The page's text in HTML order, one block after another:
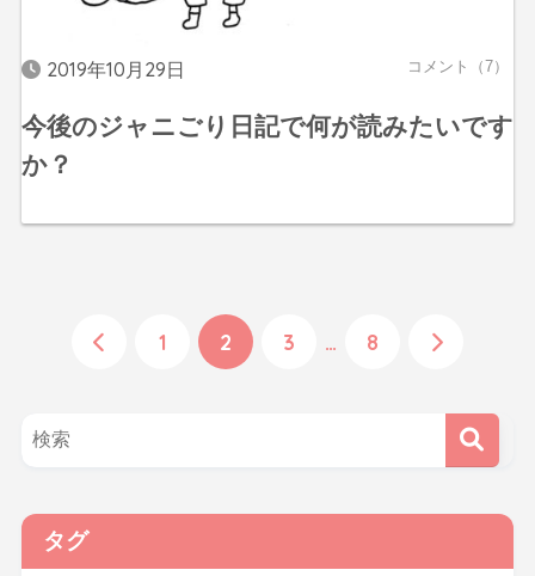
2019年10月29日 コメント（7）
今後のジャニごり日記で何が読みたいです
か？
1 2 3 … 8
タグ